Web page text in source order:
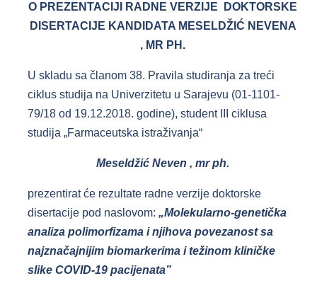
O PREZENTACIJI RADNE VERZIJE
DOKTORSKE
DISERTACIJE KANDIDATA MESELDŽIĆ NEVENA
, MR PH.
U skladu sa članom 38. Pravila studiranja za treći
ciklus studija na Univerzitetu u Sarajevu (01-1101-
79/18 od 19.12.2018. godine), student III ciklusa
studija „Farmaceutska istraživanja“
Meseldžić Neven , mr ph.
prezentirat će rezultate radne verzije doktorske
disertacije pod naslovom: „Molekularno-genetička
analiza polimorfizama i njihova povezanost sa
najznačajnijim biomarkerima i težinom kliničke
slike COVID-19 pacijenata”